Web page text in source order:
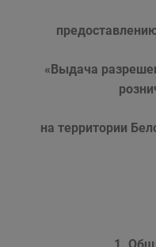
«Выдача
на территории
1.